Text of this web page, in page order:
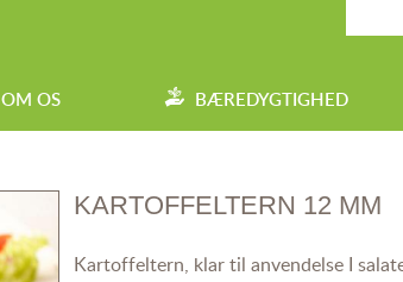
OM OS BÆREDYGTIGHED
KARTOFFELTERN 12 MM
Kartoffeltern, klar til anvendelse I